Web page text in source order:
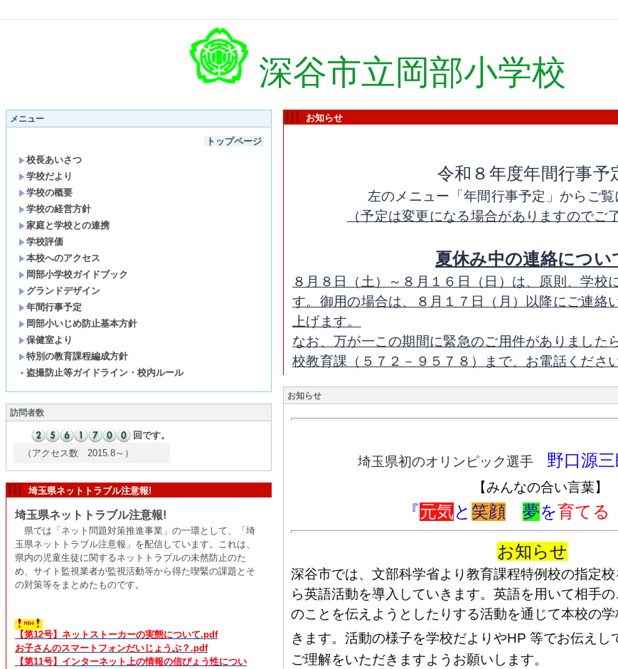
深谷市立岡部小学校
メニュー
トップページ
校長あいさつ
学校だより
学校の概要
学校の経営方針
家庭と学校との連携
学校評価
本校へのアクセス
岡部小学校ガイドブック
グランドデザイン
年間行事予定
岡部小いじめ防止基本方針
保健室より
特別の教育課程編成方針
盗撮防止等ガイドライン・校内ルール
訪問者数
回です。
（アクセス数 2015.8～）
埼玉県ネットトラブル注意報!
埼玉県ネットトラブル注意報!
県では「ネット問題対策推進事業」の一環として、「埼
玉県ネットトラブル注意報」を配信しています。これは、
県内の児童生徒に関するネットトラブルの未然防止のた
め、サイト監視業者が監視活動等から得た喫緊の課題とそ
の対策等をまとめたものです。
【第12号】ネットストーカーの実態について.pdf
お子さんのスマートフォンだいじょうぶ？.pdf
【第11号】インターネット上の情報の信ぴょう性につい
お知らせ
令和８年度年間行事予
左のメニュー「年間行事予定」からご覧
（予定は変更になる場合がありますのでご
夏休み中の連絡につい
８月８日（土）～８月１６日（日）は、原則、学校
す。御用の場合は、８月１７日（月）以降にご連絡
上げます。
なお、万が一この期間に緊急のご用件がありました
校教育課（５７２－９５７８）まで、お電話ください
お知らせ
埼玉県初のオリンピック選手 野口源
【みんなの合い言葉】
『元気と 笑顔 夢を育てる
お知らせ
深谷市では、文部科学省より教育課程特例校の指定
ら英語活動を導入していきます。英語を用いて相手
のことを伝えようとしたりする活動を通じて本校の
きます。活動の様子を学校だよりやHP 等でお伝えし
ご理解をいただきますようお願いします。